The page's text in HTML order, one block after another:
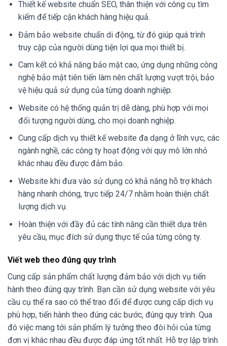
Thiết kế website chuẩn SEO, thân thiện với công cụ tìm
kiếm để tiếp cận khách hàng hiệu quả.
Đảm bảo website chuẩn di động, từ đó giúp quá trình
truy cập của người dùng tiện lợi qua mọi thiết bị.
Cam kết có khả năng bảo mật cao, ứng dụng những công
nghệ bảo mật tiên tiến làm nên chất lượng vượt trội, bảo
vệ hiệu quả sử dụng của từng doanh nghiệp.
Website có hệ thống quản trị dễ dàng, phù hợp với mọi
đối tượng người dùng, cho mọi doanh nghiệp.
Cung cấp dịch vụ thiết kế website đa dạng ở lĩnh vực, các
ngành nghề, các công ty hoạt động với quy mô lớn nhỏ
khác nhau đều được đảm bảo.
Website khi đưa vào sử dụng có khả năng hỗ trợ khách
hàng nhanh chóng, trực tiếp 24/7 nhằm hoàn thiện chất
lượng dịch vụ.
Hoàn thiện với đầy đủ các tính năng cần thiết dựa trên
yêu cầu, mục đích sử dụng thực tế của từng công ty.
Viết web theo đúng quy trình
Cung cấp sản phẩm chất lượng đảm bảo với dịch vụ tiến
hành theo đúng quy trình. Bạn cần sử dụng website với yêu
cầu cụ thể ra sao có thể trao đổi để được cung cấp dịch vụ
phù hợp, tiến hành theo đúng các bước, đúng quy trình. Qua
đó việc mang tới sản phẩm lý tưởng theo đòi hỏi của từng
đơn vị khác nhau đều được đáp ứng tốt nhất. Hỗ trợ lập trình